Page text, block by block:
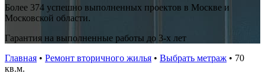
Более 374 успешно выполненных проектов в Москве и
Московской области.
Гарантия на выполненные работы до 3-х лет
Главная • Ремонт вторичного жилья • Выбрать метраж • 70
кв.м.